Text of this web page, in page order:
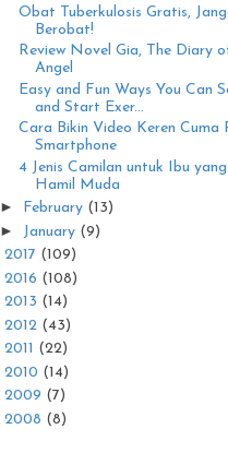
Obat Tuberkulosis Gratis,
Berobat!
Review Novel Gia, The Diary
Angel
Easy and Fun Ways You Can
and Start Exer...
Cara Bikin Video Keren Cuma
Smartphone
4 Jenis Camilan untuk Ibu
Hamil Muda
► February (13)
► January (9)
2017 (109)
2016 (108)
2013 (14)
2012 (43)
2011 (22)
2010 (14)
2009 (7)
2008 (8)